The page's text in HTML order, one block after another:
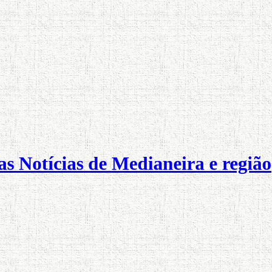
Notícias de Medianeira e região